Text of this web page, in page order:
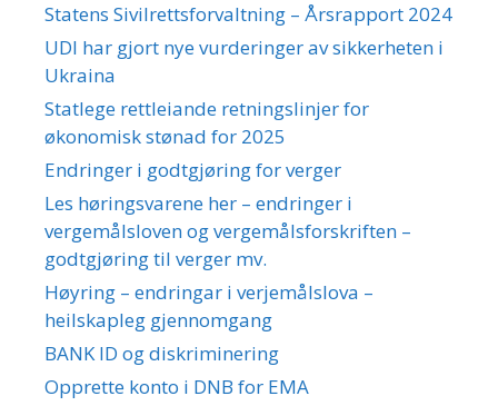
Statens Sivilrettsforvaltning – Årsrapport 2024
UDI har gjort nye vurderinger av sikkerheten i
Ukraina
Statlege rettleiande retningslinjer for
økonomisk stønad for 2025
Endringer i godtgjøring for verger
Les høringsvarene her – endringer i
vergemålsloven og vergemålsforskriften –
godtgjøring til verger mv.
Høyring – endringar i verjemålslova –
heilskapleg gjennomgang
BANK ID og diskriminering
Opprette konto i DNB for EMA